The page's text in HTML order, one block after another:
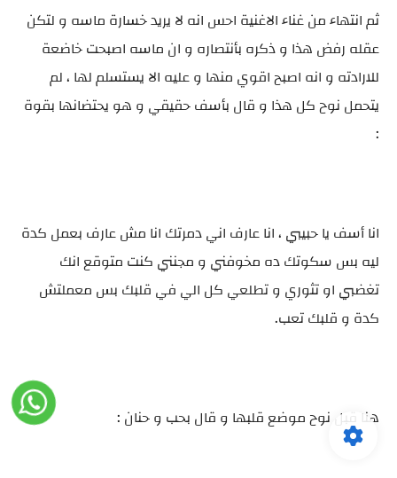
ثم انتهاء من غناء الاغنية احس انه لا يريد خسارة ماسه و لتكن
عقله رفض هذا و ذكره بأنتصاره و ان ماسه اصبحت خاضعة
للارادته و انه اصبح اقوي منها و عليه الا يستسلم لها ، لم
يتحمل نوح كل هذا و قال بأسف حقيقي و هو يحتضانها بقوة
:
انا أسف يا حبيبي ، انا عارف اني دمرتك انا مش عارف بعمل كدة
ليه بس سكوتك ده مخوفني و مجنني كنت متوقع انك
تغضبي او تثوري و تطلعي كل الي في قلبك بس معملتش
كدة و قلبك تعب.
هنا قبل نوح موضع قلبها و قال بحب و حنان :